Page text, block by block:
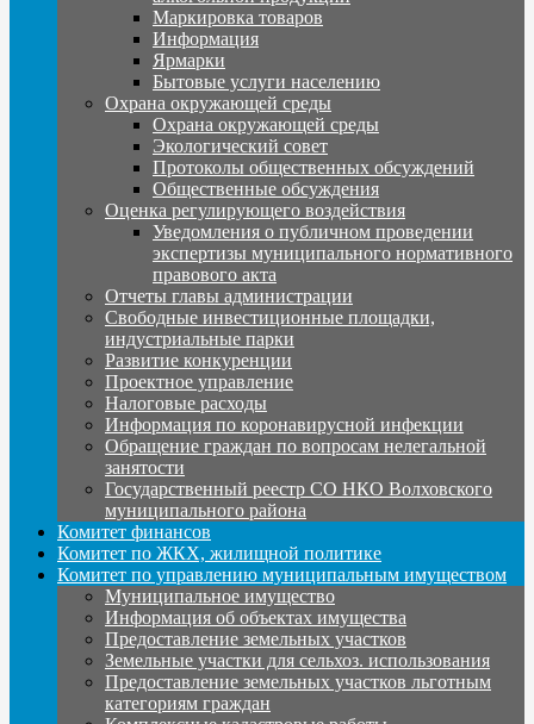
Маркировка товаров
Информация
Ярмарки
Бытовые услуги населению
Охрана окружающей среды
Охрана окружающей среды
Экологический совет
Протоколы общественных обсуждений
Общественные обсуждения
Оценка регулирующего воздействия
Уведомления о публичном проведении
экспертизы муниципального нормативного
правового акта
Отчеты главы администрации
Свободные инвестиционные площадки,
индустриальные парки
Развитие конкуренции
Проектное управление
Налоговые расходы
Информация по коронавирусной инфекции
Обращение граждан по вопросам нелегальной
занятости
Государственный реестр СО НКО Волховского
муниципального района
Комитет финансов
Комитет по ЖКХ, жилищной политике
Комитет по управлению муниципальным имуществом
Муниципальное имущество
Информация об объектах имущества
Предоставление земельных участков
Земельные участки для сельхоз. использования
Предоставление земельных участков льготным
категориям граждан